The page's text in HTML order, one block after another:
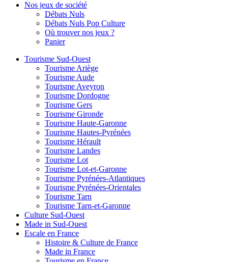
Nos jeux de société
Débats Nuls
Débats Nuls Pop Culture
Où trouver nos jeux ?
Panier
Tourisme Sud-Ouest
Tourisme Ariège
Tourisme Aude
Tourisme Aveyron
Tourisme Dordogne
Tourisme Gers
Tourisme Gironde
Tourisme Haute-Garonne
Tourisme Hautes-Pyrénées
Tourisme Hérault
Tourisme Landes
Tourisme Lot
Tourisme Lot-et-Garonne
Tourisme Pyrénées-Atlantiques
Tourisme Pyrénées-Orientales
Tourisme Tarn
Tourisme Tarn-et-Garonne
Culture Sud-Ouest
Made in Sud-Ouest
Escale en France
Histoire & Culture de France
Made in France